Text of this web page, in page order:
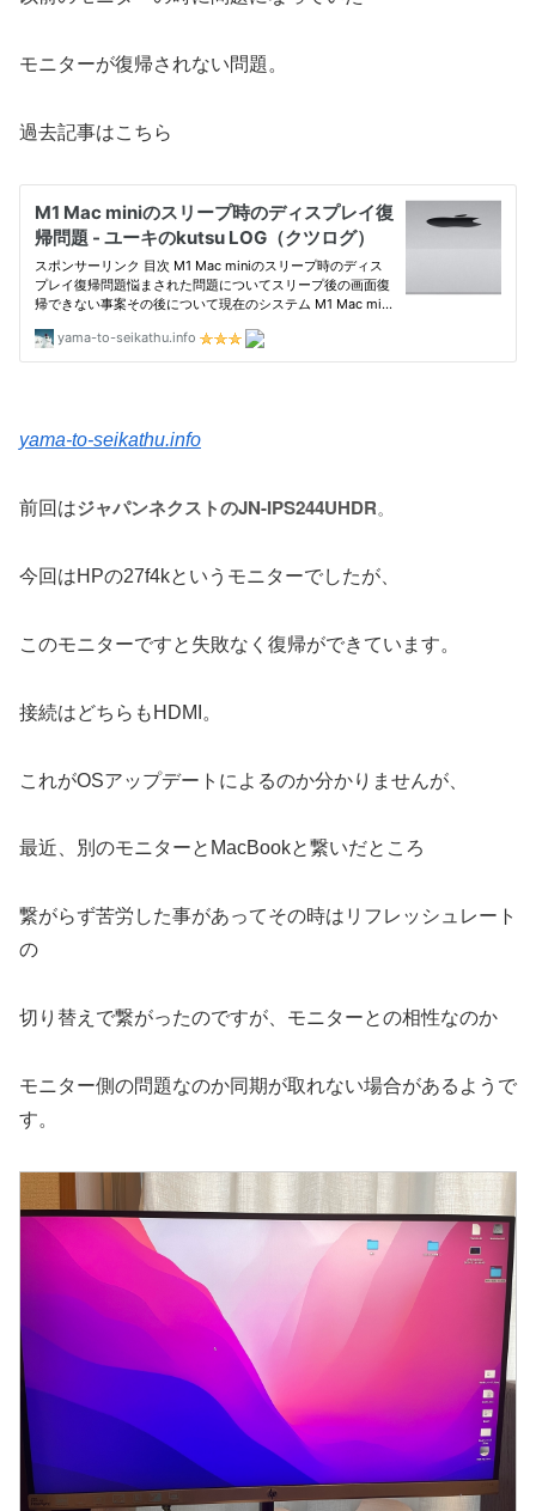
モニターが復帰されない問題。
過去記事はこちら
yama-to-seikathu.info
前回はジャパンネクストのJN-IPS244UHDR。
今回はHPの27f4kというモニターでしたが、
このモニターですと失敗なく復帰ができています。
接続はどちらもHDMI。
これがOSアップデートによるのか分かりませんが、
最近、別のモニターとMacBookと繋いだところ
繋がらず苦労した事があってその時はリフレッシュレート
の
切り替えで繋がったのですが、モニターとの相性なのか
モニター側の問題なのか同期が取れない場合があるようで
す。